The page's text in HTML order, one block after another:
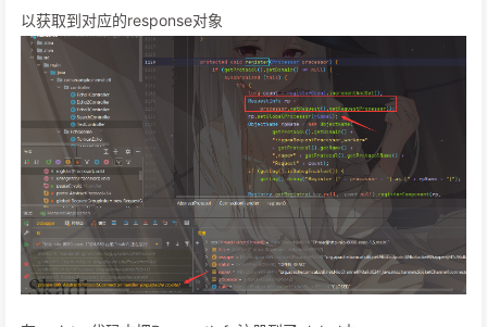
以获取到对应的response对象